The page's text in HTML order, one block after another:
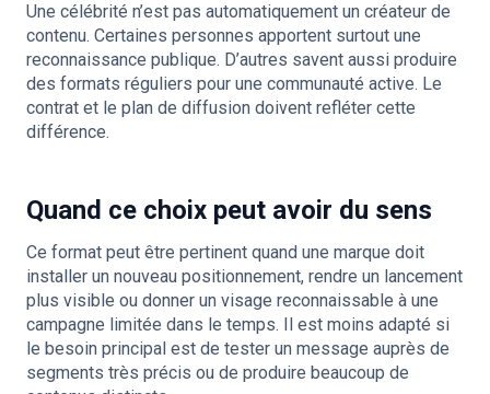
Une célébrité n’est pas automatiquement un créateur de
contenu. Certaines personnes apportent surtout une
reconnaissance publique. D’autres savent aussi produire
des formats réguliers pour une communauté active. Le
contrat et le plan de diffusion doivent refléter cette
différence.
Quand ce choix peut avoir du sens
Ce format peut être pertinent quand une marque doit
installer un nouveau positionnement, rendre un lancement
plus visible ou donner un visage reconnaissable à une
campagne limitée dans le temps. Il est moins adapté si
le besoin principal est de tester un message auprès de
segments très précis ou de produire beaucoup de